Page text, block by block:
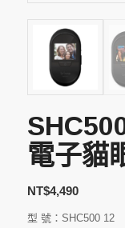
電子貓
NT$4,490
型 號：SHC500 12